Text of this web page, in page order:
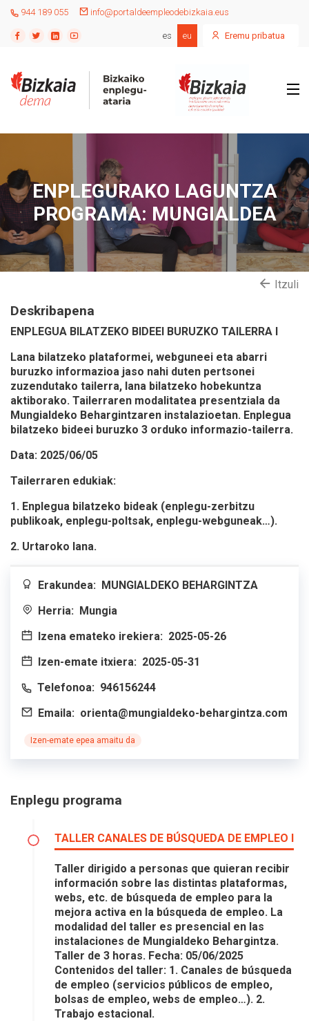
944 189 055 info@portaldeempleodebizkaia.eus
es eu Eremu pribatua
ENPLEGURAKO LAGUNTZA
PROGRAMA: MUNGIALDEA
Itzuli
Deskribapena
ENPLEGUA BILATZEKO BIDEEI BURUZKO TAILERRA I
Lana bilatzeko plataformei, webguneei eta abarri
buruzko informazioa jaso nahi duten pertsonei
zuzendutako tailerra, lana bilatzeko hobekuntza
aktiborako. Tailerraren modalitatea presentziala da
Mungialdeko Behargintzaren instalazioetan. Enplegua
bilatzeko bideei buruzko 3 orduko informazio-tailerra.
Data: 2025/06/05
Tailerraren edukiak:
1. Enplegua bilatzeko bideak (enplegu-zerbitzu
publikoak, enplegu-poltsak, enplegu-webguneak…).
2. Urtaroko lana.
Erakundea: MUNGIALDEKO BEHARGINTZA
Herria: Mungia
Izena emateko irekiera: 2025-05-26
Izen-emate itxiera: 2025-05-31
Telefonoa: 946156244
Emaila: orienta@mungialdeko-behargintza.com
Izen-emate epea amaitu da
Enplegu programa
TALLER CANALES DE BÚSQUEDA DE EMPLEO I
Taller dirigido a personas que quieran recibir
información sobre las distintas plataformas,
webs, etc. de búsqueda de empleo para la
mejora activa en la búsqueda de empleo. La
modalidad del taller es presencial en las
instalaciones de Mungialdeko Behargintza.
Taller de 3 horas. Fecha: 05/06/2025
Contenidos del taller: 1. Canales de búsqueda
de empleo (servicios públicos de empleo,
bolsas de empleo, webs de empleo…). 2.
Trabajo estacional.